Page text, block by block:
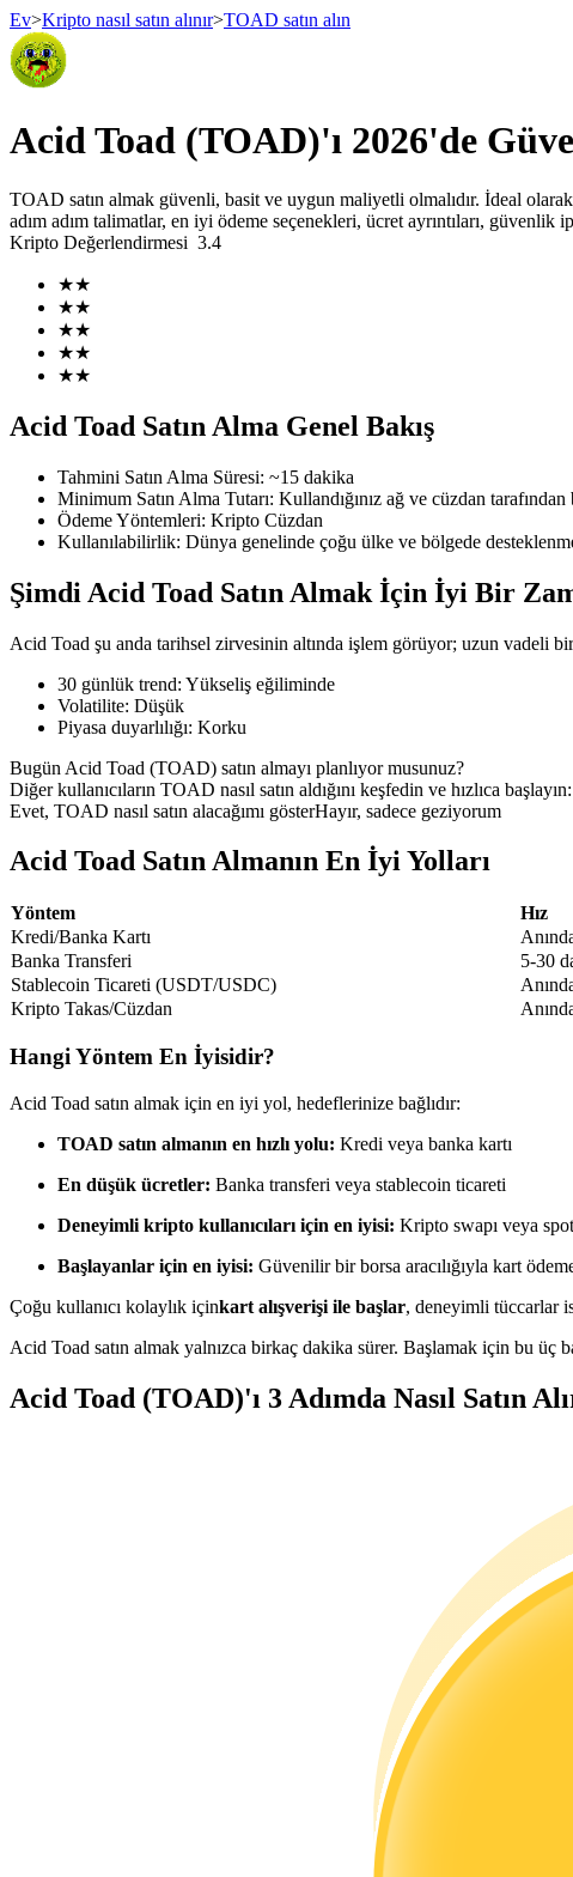
USDT Vadeli İşlemleri
COIN-M Vadeli İşlemleri
Kripto Para Vadeli İşlemleri
TradFi
Hisse senetleri, döviz, değerli metaller ve emtia türevleri
USDC Vadeli İşlemleri
USDC'yi teminat olarak kullanan vadeli işlemler
Kopya Ticaret
En iyi traderlarla güçlerinizi birleştirin
Kâr paylaşımı ve kopya ticaret komisyonlarının tadını çıkarın
Ev>Kripto nasıl satın alınır>TOAD satın alın
Acid Toad (TOAD)'ı 2026'de
TOAD satın almak güvenli, basit ve uygun maliyetli olmalıdır. İdeal
adım adım talimatlar, en iyi ödeme seçenekleri, ücret ayrıntıları,
Kripto Değerlendirmesi 3.4
★★
★★
★★
★★
★★
Acid Toad Satın Alma Genel Bakış
Tahmini Satın Alma Süresi: ~15 dakika
Minimum Satın Alma Tutarı: Kullandığınız ağ ve cüzdan
Ödeme Yöntemleri: Kripto Cüzdan
Kullanılabilirlik: Dünya genelinde çoğu ülke ve bölgede
Şimdi Acid Toad Satın Almak İçin İyi Bir
Acid Toad şu anda tarihsel zirvesinin altında işlem görüyor; uzun vadeli
30 günlük trend: Yükseliş eğiliminde
Volatilite: Düşük
Piyasa duyarlılığı: Korku
Bugün Acid Toad (TOAD) satın almayı planlıyor musunuz?
Diğer kullanıcıların TOAD nasıl satın aldığını keşfedin ve hızlıca başlayın:
Evet, TOAD nasıl satın alacağımı gösterHayır, sadece geziyorum
Acid Toad Satın Almanın En İyi Yolları
Yöntem Hız
Kredi/Banka Kartı
Banka Transferi
5-30
Stablecoin Ticareti (USDT/USDC)
Kripto Takas/Cüzdan
Hangi Yöntem En İyisidir?
Acid Toad satın almak için en iyi yol, hedeflerinize bağlıdır:
TOAD satın almanın en hızlı yolu: Kredi veya banka kartı
En düşük ücretler: Banka transferi veya stablecoin ticareti
Deneyimli kripto kullanıcıları için en iyisi: Kripto swapı veya
Başlayanlar için en iyisi: Güvenilir bir borsa aracılığıyla kart
Çoğu kullanıcı kolaylık içinkart alışverişi ile başlar, deneyimli tüccarlar
Acid Toad satın almak yalnızca birkaç dakika sürer. Başlamak için bu üç
Acid Toad (TOAD)'ı 3 Adımda Nasıl Satın